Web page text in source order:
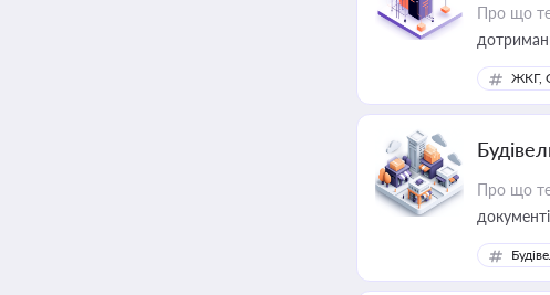
Про що
ЖКГ,
Про що